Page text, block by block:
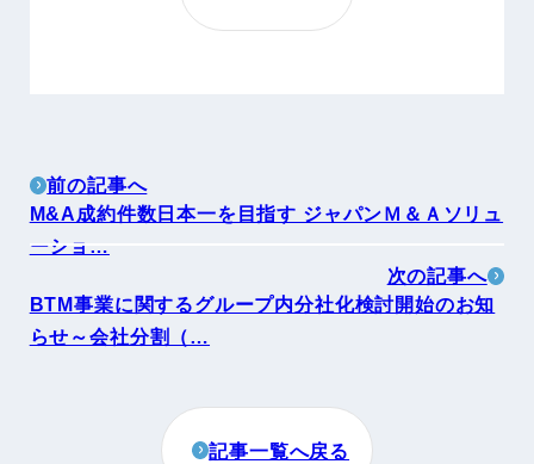
前の記事へ
M&A成約件数日本一を目指す ジャパンＭ＆Ａソリュ
ーショ…
次の記事へ
BTM事業に関するグループ内分社化検討開始のお知
らせ～会社分割（…
記事一覧へ戻る